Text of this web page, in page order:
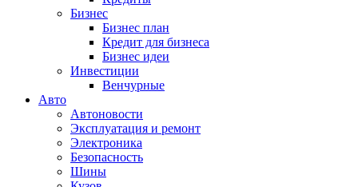
Бизнес
Бизнес план
Кредит для бизнеса
Бизнес идеи
Инвестиции
Венчурные
Авто
Автоновости
Эксплуатация и ремонт
Электроника
Безопасность
Шины